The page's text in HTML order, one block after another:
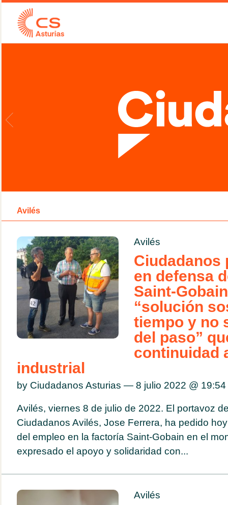
Avilés
Avilés
Ciudadanos
en defensa
Saint-
“solución
tiempo y no
del paso”
continuidad
industrial
by Ciudadanos Asturias — 8 julio 2022 @ 19:54
Avilés, viernes 8 de julio de 2022. El portavoz
Ciudadanos Avilés, Jose Ferrera, ha pedido
del empleo en la factoría Saint-Gobain en el
expresado el apoyo y solidaridad con...
Avilés